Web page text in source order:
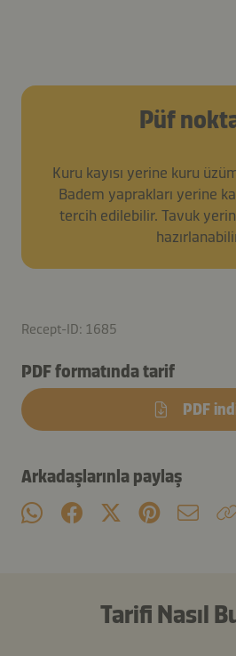
Püf
Kuru kayısı yerine kuru
Badem yaprakları yerine
tercih edilebilir. Tavuk
Recept-ID: 1685
PDF formatında tarif
PDF
Arkadaşlarınla paylaş
Tarifi Nasıl